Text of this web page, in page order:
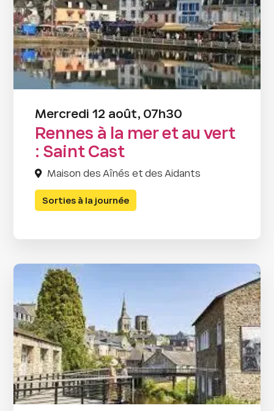
Mercredi 12 août, 07h30
Rennes à la mer et au vert
: Saint Cast
Maison des Aînés et des Aidants
Sorties à la journée